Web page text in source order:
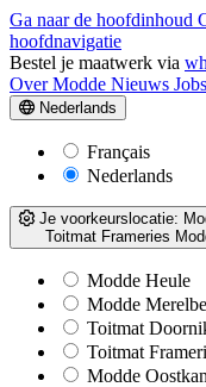
Ga naar de hoofdinhoud
hoofdnavigatie
Bestel je maatwerk via
Over Modde Nieuws Jobs
Nederlands
Français
Nederlands
Je voorkeurslocatie:
Toitmat Frameries
Modde Heule
Modde
Toitmat
Toitmat
Modde